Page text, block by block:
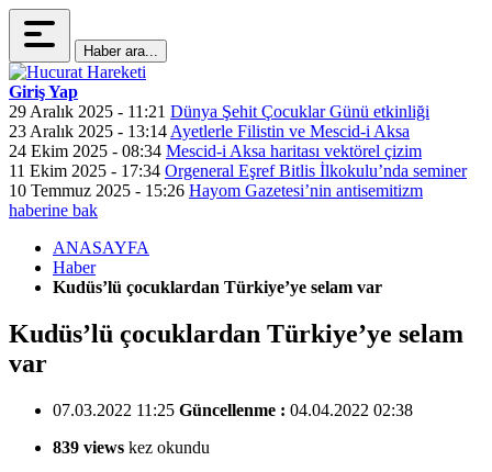
Haber ara...
Giriş Yap
29 Aralık 2025 - 11:21 Dünya Şehit Çocuklar Günü etkinliği
23 Aralık 2025 - 13:14 Ayetlerle Filistin ve Mescid-i Aksa
24 Ekim 2025 - 08:34 Mescid-i Aksa haritası vektörel çizim
11 Ekim 2025 - 17:34 Orgeneral Eşref Bitlis İlkokulu’nda seminer
10 Temmuz 2025 - 15:26 Hayom Gazetesi’nin antisemitizm
haberine bak
ANASAYFA
Haber
Kudüs’lü çocuklardan Türkiye’ye selam var
Kudüs’lü çocuklardan Türkiye’ye selam
var
07.03.2022 11:25 Güncellenme : 04.04.2022 02:38
839 views kez okundu